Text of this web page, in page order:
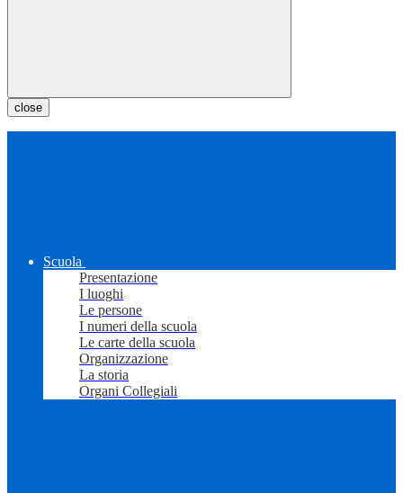
close
Scuola
Presentazione
I luoghi
Le persone
I numeri della scuola
Le carte della scuola
Organizzazione
La storia
Organi Collegiali